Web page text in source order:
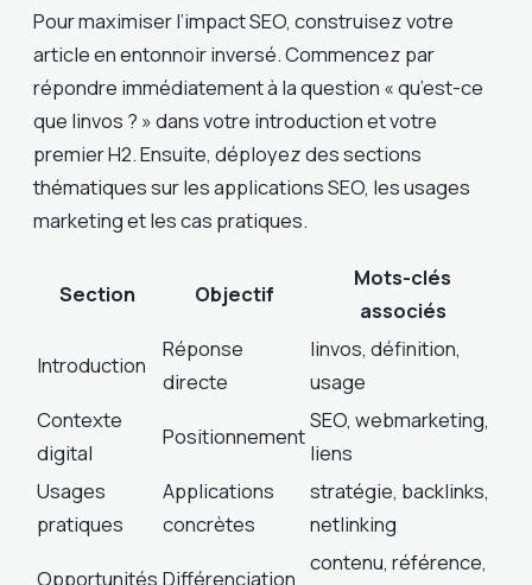
Pour maximiser l’impact SEO, construisez votre
article en entonnoir inversé. Commencez par
répondre immédiatement à la question « qu’est-ce
que linvos ? » dans votre introduction et votre
premier H2. Ensuite, déployez des sections
thématiques sur les applications SEO, les usages
marketing et les cas pratiques.
Section Objectif
Mots-clés
associés
Introduction
Réponse
directe
linvos, définition,
usage
Contexte
digital
Positionnement
SEO, webmarketing,
liens
Usages
pratiques
Applications
concrètes
stratégie, backlinks,
netlinking
Opportunités Différenciation
contenu, référence,